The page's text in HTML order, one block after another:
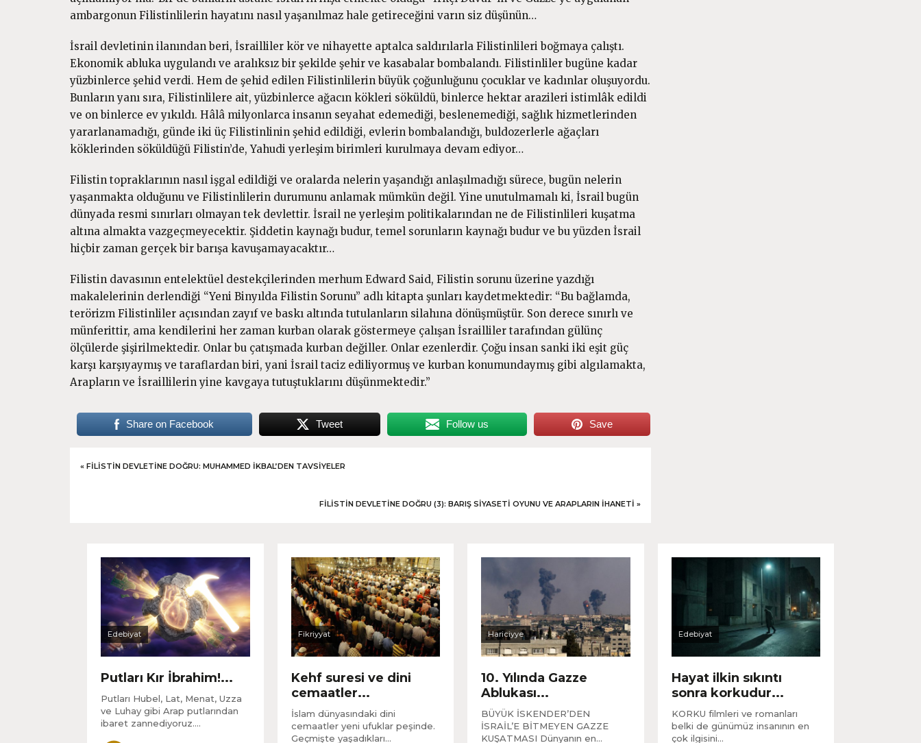
ambargonun Filistinlilerin hayatını nasıl yaşanılmaz hale getireceğini varın siz düşünün…
İsrail devletinin ilanından beri, İsrailliler kör ve nihayette aptalca saldırılarla Filistinlileri boğmaya çalıştı.
Ekonomik abluka uygulandı ve aralıksız bir şekilde şehir ve kasabalar bombalandı. Filistinliler bugüne kadar
yüzbinlerce şehid verdi. Hem de şehid edilen Filistinlilerin büyük çoğunluğunu çocuklar ve kadınlar oluşuyordu.
Bunların yanı sıra, Filistinlilere ait, yüzbinlerce ağacın kökleri söküldü, binlerce hektar arazileri istimlâk edildi
ve on binlerce ev yıkıldı. Hâlâ milyonlarca insanın seyahat edemediği, beslenemediği, sağlık hizmetlerinden
yararlanamadığı, günde iki üç Filistinlinin şehid edildiği, evlerin bombalandığı, buldozerlerle ağaçları
köklerinden söküldüğü Filistin’de, Yahudi yerleşim birimleri kurulmaya devam ediyor…
Filistin topraklarının nasıl işgal edildiği ve oralarda nelerin yaşandığı anlaşılmadığı sürece, bugün nelerin
yaşanmakta olduğunu ve Filistinlilerin durumunu anlamak mümkün değil. Yine unutulmamalı ki, İsrail bugün
dünyada resmi sınırları olmayan tek devlettir. İsrail ne yerleşim politikalarından ne de Filistinlileri kuşatma
altına almakta vazgeçmeyecektir. Şiddetin kaynağı budur, temel sorunların kaynağı budur ve bu yüzden İsrail
hiçbir zaman gerçek bir barışa kavuşamayacaktır…
Filistin davasının entelektüel destekçilerinden merhum Edward Said, Filistin sorunu üzerine yazdığı
makalelerinin derlendiği “Yeni Binyılda Filistin Sorunu” adlı kitapta şunları kaydetmektedir: “Bu bağlamda,
terörizm Filistinliler açısından zayıf ve baskı altında tutulanların silahına dönüşmüştür. Son derece sınırlı ve
münferittir, ama kendilerini her zaman kurban olarak göstermeye çalışan İsrailliler tarafından gülünç
ölçülerde şişirilmektedir. Onlar bu çatışmada kurban değiller. Onlar ezenlerdir. Çoğu insan sanki iki eşit güç
karşı karşıyaymış ve taraflardan biri, yani İsrail taciz ediliyormuş ve kurban konumundaymış gibi algılamakta,
Arapların ve İsraillilerin yine kavgaya tutuştuklarını düşünmektedir.”
Share on Facebook Tweet Follow us Save
« FILISTIN DEVLETINE DOĞRU: MUHAMMED İKBAL’DEN TAVSIYELER
FILISTIN DEVLETINE DOĞRU (3): BARIŞ SIYASETI OYUNU VE ARAPLARIN İHANETI »
Edebiyat
Putları Kır İbrahim!...
Putları Hubel, Lat, Menat, Uzza
ve Luhay gibi Arap putlarından
ibaret zannediyoruz....
Fikriyyat
Kehf suresi ve dini
cemaatler...
İslam dünyasındaki dini
cemaatler yeni ufuklar peşinde.
Geçmişte yaşadıkları...
Hariciyye
10. Yılında Gazze
Ablukası...
BÜYÜK İSKENDER’DEN
İSRAİL’E BİTMEYEN GAZZE
KUŞATMASI Dünyanın en...
Edebiyat
Hayat ilkin sıkıntı
sonra korkudur...
KORKU filmleri ve romanları
belki de günümüz insanının en
çok ilgisini...